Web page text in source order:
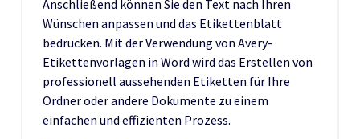
Anschließend können Sie den Text nach Ihren
Wünschen anpassen und das Etikettenblatt
bedrucken. Mit der Verwendung von Avery-
Etikettenvorlagen in Word wird das Erstellen von
professionell aussehenden Etiketten für Ihre
Ordner oder andere Dokumente zu einem
einfachen und effizienten Prozess.